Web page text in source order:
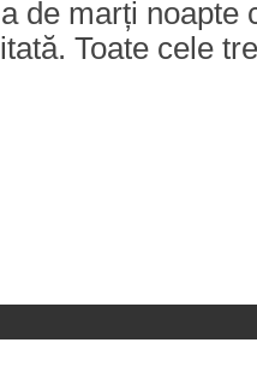
de marți
Toate cele